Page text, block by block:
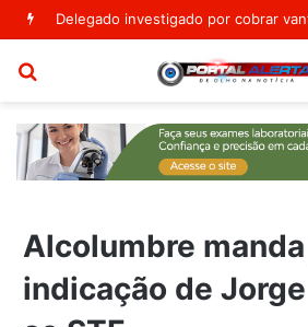
Alcolumbre
indicação de